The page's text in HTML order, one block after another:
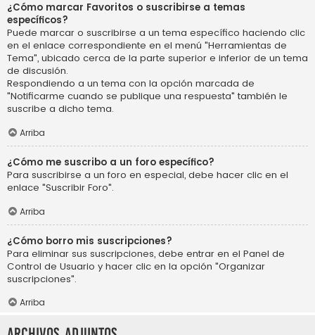
¿Cómo marcar Favoritos o suscribirse a temas
específicos?
Puede marcar o suscribirse a un tema específico haciendo clic
en el enlace correspondiente en el menú "Herramientas de
Tema", ubicado cerca de la parte superior e inferior de un tema
de discusión.
Respondiendo a un tema con la opción marcada de
"Notificarme cuando se publique una respuesta" también le
suscribe a dicho tema.
Arriba
¿Cómo me suscribo a un foro específico?
Para suscribirse a un foro en especial, debe hacer clic en el
enlace "Suscribir Foro".
Arriba
¿Cómo borro mis suscripciones?
Para eliminar sus suscripciones, debe entrar en el Panel de
Control de Usuario y hacer clic en la opción "Organizar
suscripciones".
Arriba